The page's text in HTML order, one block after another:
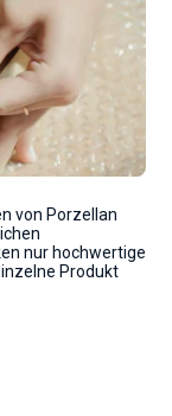
von Porzellan
nur hochwertige
Produkt